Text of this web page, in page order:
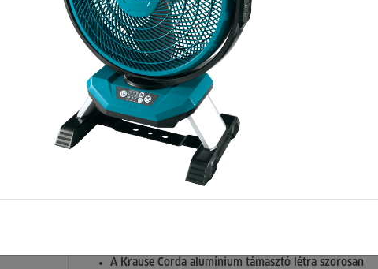
krause corda támasztólétra
7 fokos (10070)
0 értékelés >> (Kattintson ide az értékelések
megtekintéséhez, vagy értékelés írásához)
Cikkszám: 118444
Leírás
A Krause Corda alumínium támasztó létra szorosan